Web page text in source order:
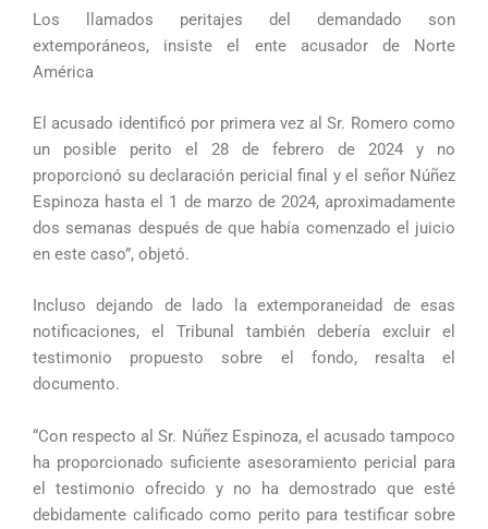
Los llamados peritajes del demandado son
extemporáneos, insiste el ente acusador de Norte
América
El acusado identificó por primera vez al Sr. Romero como
un posible perito el 28 de febrero de 2024 y no
proporcionó su declaración pericial final y el señor Núñez
Espinoza hasta el 1 de marzo de 2024, aproximadamente
dos semanas después de que había comenzado el juicio
en este caso”, objetó.
Incluso dejando de lado la extemporaneidad de esas
notificaciones, el Tribunal también debería excluir el
testimonio propuesto sobre el fondo, resalta el
documento.
“Con respecto al Sr. Núñez Espinoza, el acusado tampoco
ha proporcionado suficiente asesoramiento pericial para
el testimonio ofrecido y no ha demostrado que esté
debidamente calificado como perito para testificar sobre